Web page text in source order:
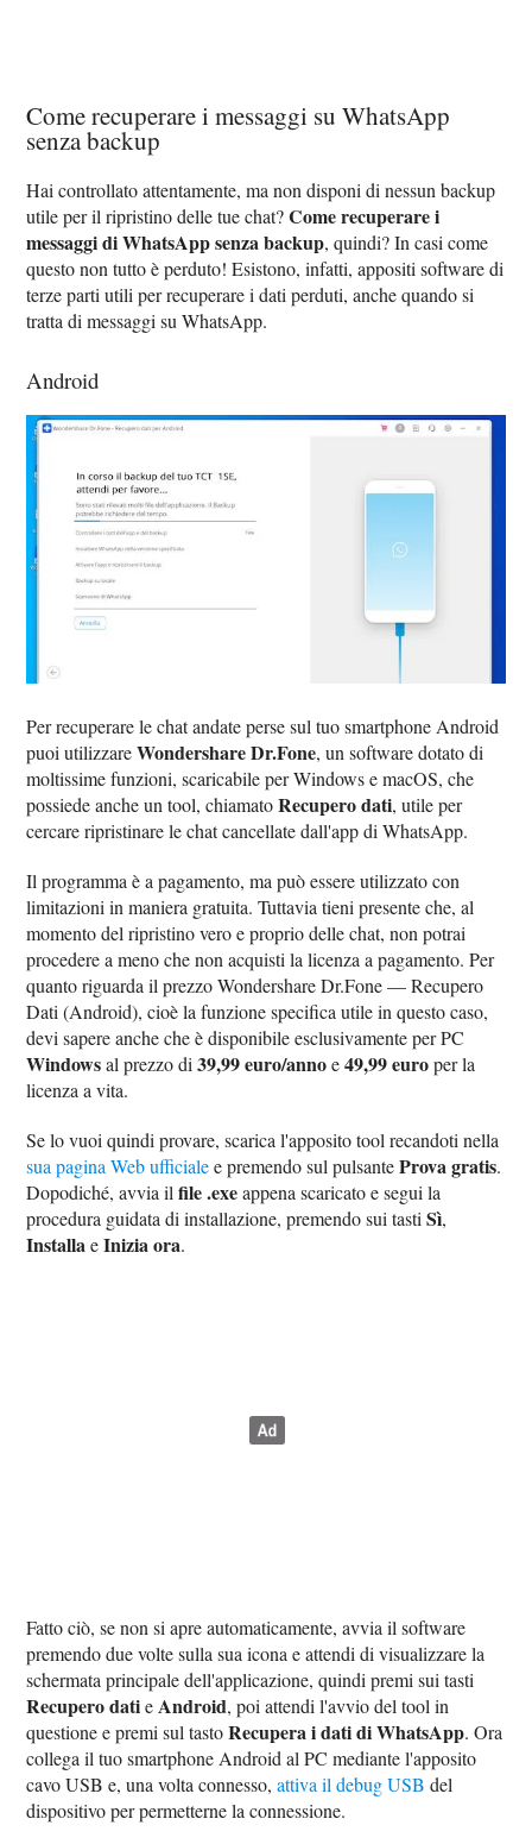
Come recuperare i messaggi su WhatsApp
senza backup
Hai controllato attentamente, ma non disponi di nessun backup
utile per il ripristino delle tue chat?Come recuperare i
messaggi di WhatsApp senza backup, quindi? In casi come
questo non tutto è perduto! Esistono, infatti, appositi software di
terze parti utili per recuperare i dati perduti, anche quando si
tratta di messaggi su WhatsApp.
Android
Per recuperare le chat andate perse sul tuo smartphone Android
puoi utilizzareWondershare Dr.Fone, un software dotato di
moltissime funzioni, scaricabile per Windows e macOS, che
possiede anche un tool, chiamatoRecupero dati, utile per
cercare ripristinare le chat cancellate dall'app di WhatsApp.
Il programma è a pagamento, ma può essere utilizzato con
limitazioni in maniera gratuita. Tuttavia tieni presente che, al
momento del ripristino vero e proprio delle chat, non potrai
procedere a meno che non acquisti la licenza a pagamento. Per
quanto riguarda il prezzo Wondershare Dr.Fone — Recupero
Dati (Android), cioè la funzione specifica utile in questo caso,
devi sapere anche che è disponibile esclusivamente per PC
Windowsal prezzo di39,99 euro/annoe49,99 europer la
licenza a vita.
Se lo vuoi quindi provare, scarica l'apposito tool recandoti nella
sua pagina Web ufficialee premendo sul pulsanteProva gratis.
Dopodiché, avvia ilfile .exeappena scaricato e segui la
procedura guidata di installazione, premendo sui tastiSì,
InstallaeInizia ora.
Fatto ciò, se non si apre automaticamente, avvia il software
premendo due volte sulla sua icona e attendi di visualizzare la
schermata principale dell'applicazione, quindi premi sui tasti
Recupero datie Android, poi attendi l'avvio del tool in
questione e premi sul tastoRecupera i dati di WhatsApp. Ora
collega il tuo smartphone Android al PC mediante l'apposito
cavo USB e, una volta connesso,attiva il debug USB del
dispositivo per permetterne la connessione.